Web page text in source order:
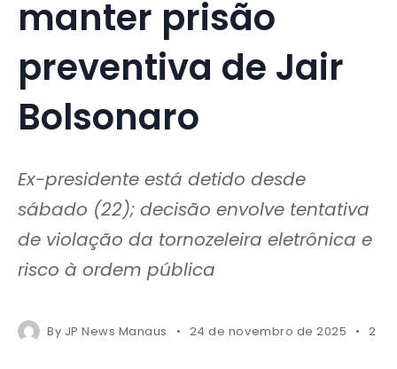
manter prisão
preventiva de Jair
Bolsonaro
Ex-presidente está detido desde
sábado (22); decisão envolve tentativa
de violação da tornozeleira eletrônica e
risco à ordem pública
By JP News Manaus 24 de novembro de 2025 2